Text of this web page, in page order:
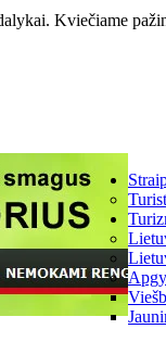
Kviečiame